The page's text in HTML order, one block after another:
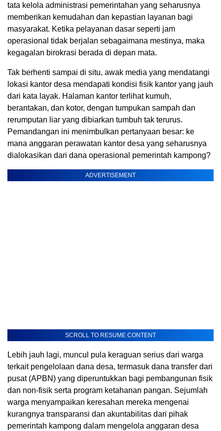
tata kelola administrasi pemerintahan yang seharusnya
memberikan kemudahan dan kepastian layanan bagi
masyarakat. Ketika pelayanan dasar seperti jam
operasional tidak berjalan sebagaimana mestinya, maka
kegagalan birokrasi berada di depan mata.
Tak berhenti sampai di situ, awak media yang mendatangi
lokasi kantor desa mendapati kondisi fisik kantor yang jauh
dari kata layak. Halaman kantor terlihat kumuh,
berantakan, dan kotor, dengan tumpukan sampah dan
rerumputan liar yang dibiarkan tumbuh tak terurus.
Pemandangan ini menimbulkan pertanyaan besar: ke
mana anggaran perawatan kantor desa yang seharusnya
dialokasikan dari dana operasional pemerintah kampong?
ADVERTISEMENT
SCROLL TO RESUME CONTENT
Lebih jauh lagi, muncul pula keraguan serius dari warga
terkait pengelolaan dana desa, termasuk dana transfer dari
pusat (APBN) yang diperuntukkan bagi pembangunan fisik
dan non-fisik serta program ketahanan pangan. Sejumlah
warga menyampaikan keresahan mereka mengenai
kurangnya transparansi dan akuntabilitas dari pihak
pemerintah kampong dalam mengelola anggaran desa